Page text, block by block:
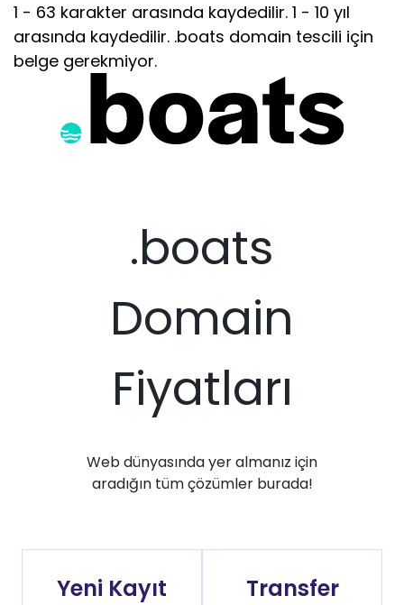
1 - 63 karakter arasında kaydedilir. 1 - 10 yıl
arasında kaydedilir. .boats domain tescili için
belge gerekmiyor.
.boats
Domain
Fiyatları
Web dünyasında yer almanız için
aradığın tüm çözümler burada!
Yeni Kayıt Transfer